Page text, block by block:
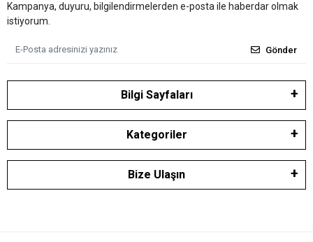
Kampanya, duyuru, bilgilendirmelerden e-posta ile haberdar olmak
istiyorum.
Gönder
Bilgi Sayfaları
Kategoriler
Bize Ulaşın